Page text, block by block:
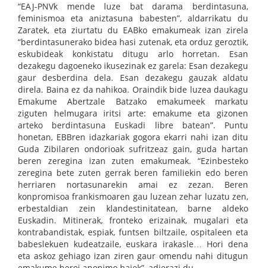
“EAJ-PNVk mende luze bat darama berdintasuna,
feminismoa eta aniztasuna babesten”, aldarrikatu du
Zaratek, eta ziurtatu du EABko emakumeak izan zirela
“berdintasunerako bidea hasi zutenak, eta orduz geroztik,
eskubideak konkistatu ditugu arlo horretan. Esan
dezakegu dagoeneko ikusezinak ez garela: Esan dezakegu
gaur desberdina dela. Esan dezakegu gauzak aldatu
direla. Baina ez da nahikoa. Oraindik bide luzea daukagu
Emakume Abertzale Batzako emakumeek markatu
ziguten helmugara iritsi arte: emakume eta gizonen
arteko berdintasuna Euskadi libre batean”. Puntu
honetan, EBBren idazkariak gogora ekarri nahi izan ditu
Guda Zibilaren ondorioak sufritzeaz gain, guda hartan
beren zeregina izan zuten emakumeak. “Ezinbesteko
zeregina bete zuten gerrak beren familiekin edo beren
herriaren nortasunarekin amai ez zezan. Beren
konpromisoa frankismoaren gau luzean zehar luzatu zen,
erbestaldian zein klandestinitatean, barne aldeko
Euskadin. Mitinerak, fronteko erizainak, mugalari eta
kontrabandistak, espiak, funtsen biltzaile, ospitaleen eta
babeslekuen kudeatzaile, euskara irakasle… Hori dena
eta askoz gehiago izan ziren gaur omendu nahi ditugun